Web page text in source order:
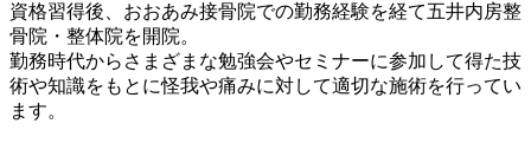
資格習得後、おおあみ接骨院での勤務経験を経て五井内房整
骨院・整体院を開院。
勤務時代からさまざまな勉強会やセミナーに参加して得た技
術や知識をもとに怪我や痛みに対して適切な施術を行ってい
ます。